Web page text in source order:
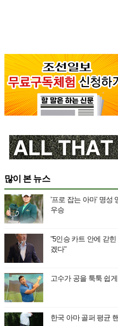
많이 본 뉴스
'프로 잡는 아마' 명성
우승
"5인승 카트 안에 갇
겠다"
고수가 공을 툭툭 쉽
한국 아마 골퍼 평균